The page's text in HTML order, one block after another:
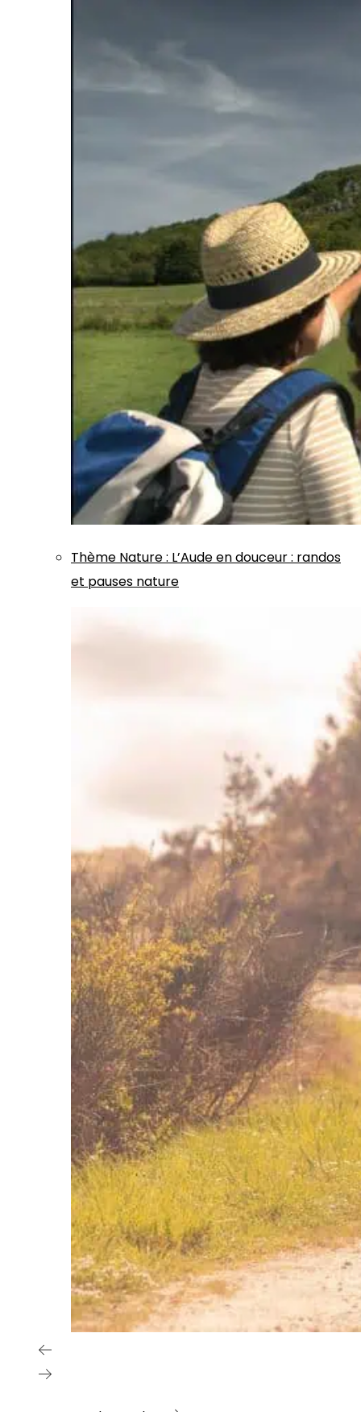
Thème Nature: L’Aude en douceur : randos
et pauses nature